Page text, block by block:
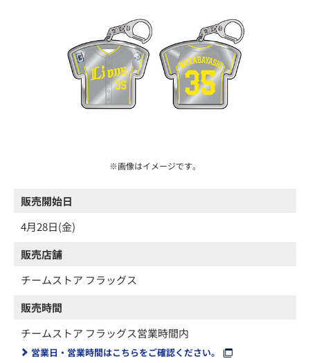
※画像はイメージです。
販売開始日
4月28日(金)
販売店舗
チームストア フラッグス
販売時間
チームストア フラッグス営業時間内
営業日・営業時間はこちらをご確認ください。